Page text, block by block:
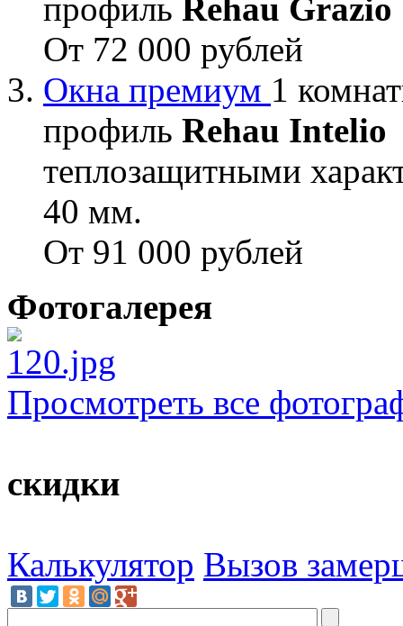
профиль Rehau Grazio
От 72 000 рублей
Окна премиум 1
профиль Rehau Intelio
теплозащитными
40 мм.
От 91 000 рублей
Фотогалерея
Просмотреть все
скидки
Калькулятор Вызов